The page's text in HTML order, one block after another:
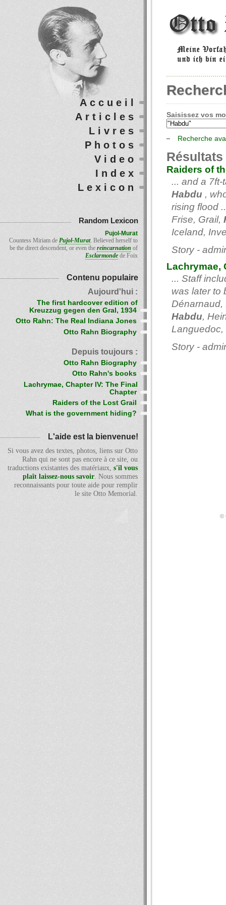
Saisissez vos
Recherche
Raiders of
... and a
Habdu ,
rising flood
Frise, Grail,
Iceland,
Story -
Lachrymae,
... Staff
was later to
Dénarnaud,
Habdu,
Languedoc,
Story -
Accueil
Articles
Livres
Photos
Video
Index
Lexicon
Random Lexicon
Pujol-Murat
Countess Miriam de Pujol-Murat. Believed herself to
be the direct descendent, or even the reincarnation of
Esclarmondede Foix
Contenu populaire
Aujourd'hui :
The first hardcover edition of
Kreuzzug gegen den Gral, 1934
Otto Rahn: The Real Indiana Jones
Otto Rahn Biography
Depuis toujours :
Otto Rahn Biography
Otto Rahn's books
Lachrymae, Chapter IV: The Final
Chapter
Raiders of the Lost Grail
What is the government hiding?
L'aide est la bienvenue!
Si vous avez des textes, photos, liens sur Otto
Rahn qui ne sont pas encore à ce site, ou
traductions existantes des matériaux, s'il vous
plaît laissez-nous savoir. Nous sommes
reconnaissants pour toute aide pour remplir
le site Otto Memorial.
©